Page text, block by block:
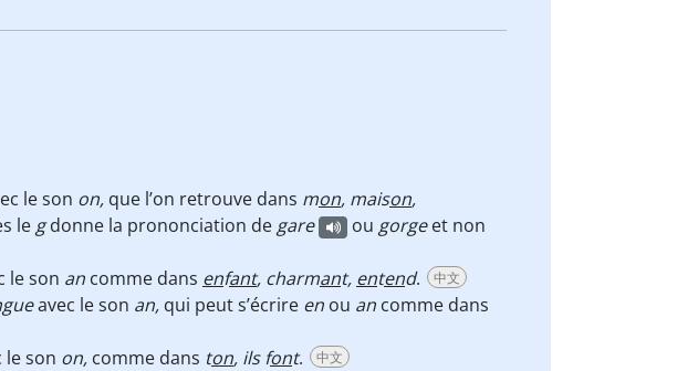
le son on, que l’on retrouve dans mon, maison,
le gdonne la prononciation de gare ou gorgeet non
le son an comme dans enfant, charmant, entend. 中文
avec le son an, qui peut s’écrire en ou an comme dans
le son on, comme dans ton, ils font. 中文